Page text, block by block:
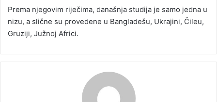
Prema njegovim riječima, današnja studija je samo jedna u
nizu, a slične su provedene u Bangladešu, Ukrajini, Čileu,
Gruziji, Južnoj Africi.